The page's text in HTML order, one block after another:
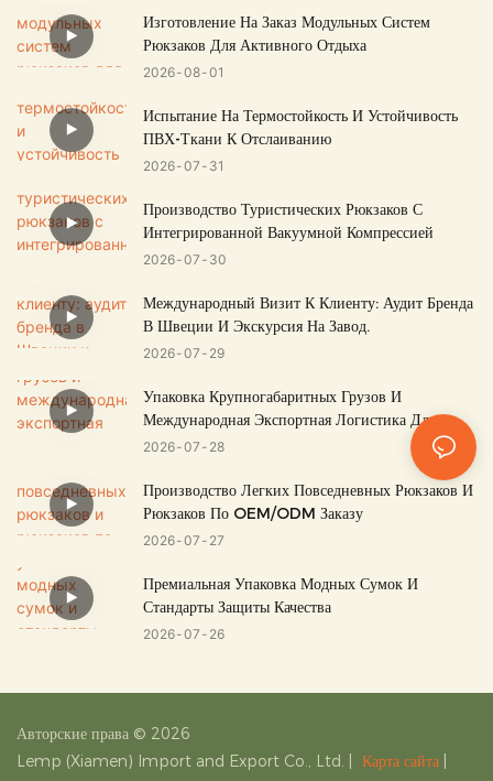
Изготовление На Заказ Модульных Систем
Рюкзаков Для Активного Отдыха
2026 08 01
Испытание На Термостойкость И Устойчивость
ПВХ-Ткани К Отслаиванию
2026 07 31
Производство Туристических Рюкзаков С
Интегрированной Вакуумной Компрессией
2026 07 30
Международный Визит К Клиенту: Аудит Бренда
В Швеции И Экскурсия На Завод.
2026 07 29
Упаковка Крупногабаритных Грузов И
Международная Экспортная Логистика Для
Багажа И Сумок.
2026 07 28
Производство Легких Повседневных Рюкзаков И
Рюкзаков По OEM/ODM Заказу
2026 07 27
Премиальная Упаковка Модных Сумок И
Стандарты Защиты Качества
2026 07 26
Авторские права © 2026
Lemp (Xiamen) Import and Export Co., Ltd.
Карта сайта